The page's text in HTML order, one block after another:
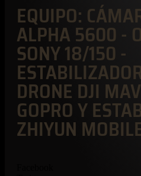
EQUIPO:
ALPHA 5600 -
SONY 18/150 -
DRONE DJI
GOPRO Y
ZHIYUN